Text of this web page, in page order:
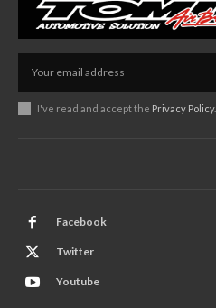
I've read and accept the Privacy Policy.
Facebook
Twitter
Youtube